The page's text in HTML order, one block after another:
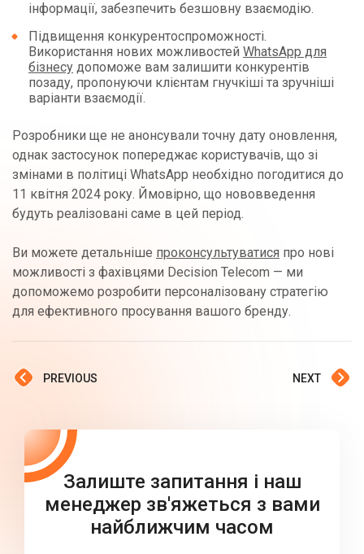
інформації, забезпечить безшовну взаємодію.
Підвищення конкурентоспроможності.
Використання нових можливостей WhatsApp для
бізнесу допоможе вам залишити конкурентів
позаду, пропонуючи клієнтам гнучкіші та зручніші
варіанти взаємодії.
Розробники ще не анонсували точну дату оновлення,
однак застосунок попереджає користувачів, що зі
змінами в політиці WhatsApp необхідно погодитися до
11 квітня 2024 року. Ймовірно, що нововведення
будуть реалізовані саме в цей період.
Ви можете детальніше проконсультуватися про нові
можливості з фахівцями Decision Telecom — ми
допоможемо розробити персоналізовану стратегію
для ефективного просування вашого бренду.
PREVIOUS NEXT
Залиште запитання і наш
менеджер зв'яжеться з вами
найближчим часом